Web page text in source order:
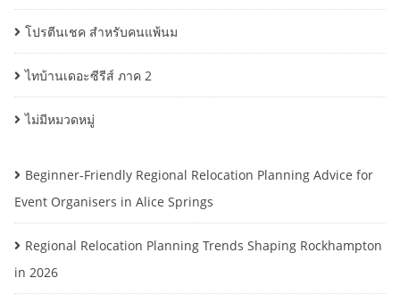
โปรตีนเชค สำหรับคนแพ้นม
ไทบ้านเดอะซีรีส์ ภาค 2
ไม่มีหมวดหมู่
Beginner-Friendly Regional Relocation Planning Advice for
Event Organisers in Alice Springs
Regional Relocation Planning Trends Shaping Rockhampton
in 2026